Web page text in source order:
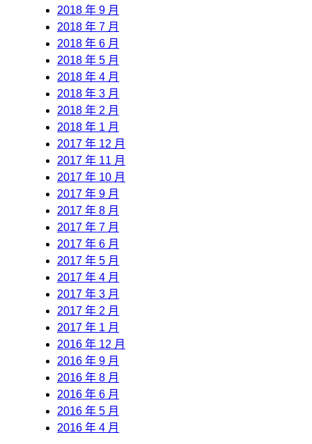
2018 年 9 月
2018 年 7 月
2018 年 6 月
2018 年 5 月
2018 年 4 月
2018 年 3 月
2018 年 2 月
2018 年 1 月
2017 年 12 月
2017 年 11 月
2017 年 10 月
2017 年 9 月
2017 年 8 月
2017 年 7 月
2017 年 6 月
2017 年 5 月
2017 年 4 月
2017 年 3 月
2017 年 2 月
2017 年 1 月
2016 年 12 月
2016 年 9 月
2016 年 8 月
2016 年 6 月
2016 年 5 月
2016 年 4 月